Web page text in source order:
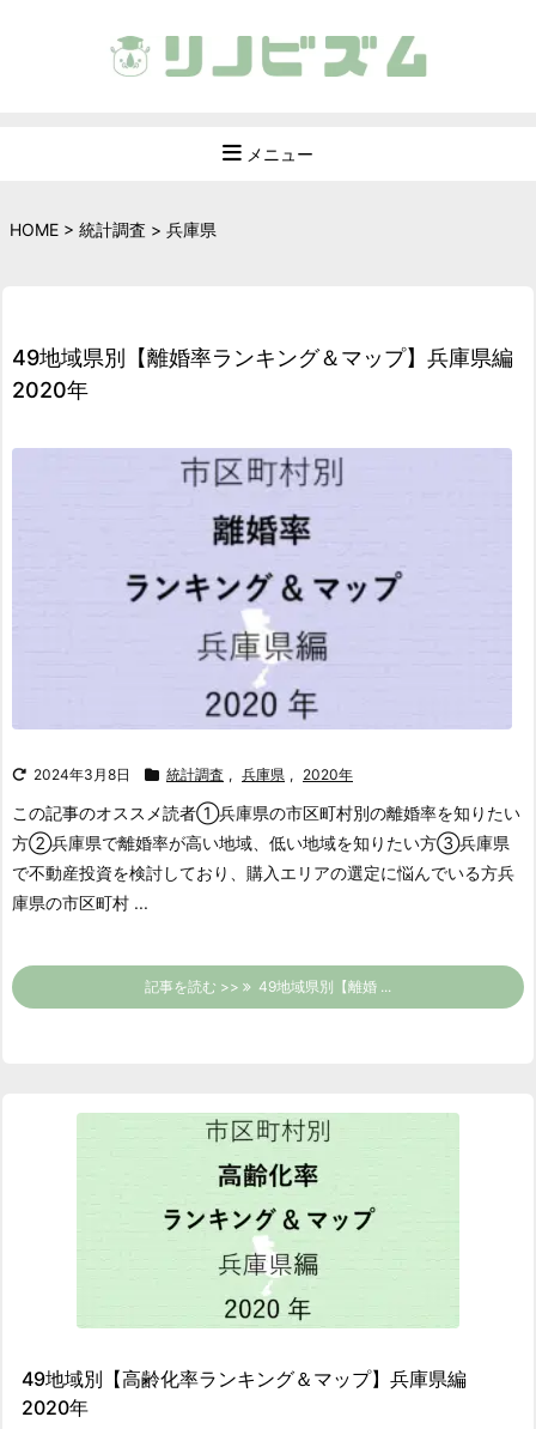
メニュー
HOME > 統計調査 > 兵庫県
49地域県別【離婚率ランキング＆マップ】兵庫県編
2020年
2024年3月8日 統計調査 , 兵庫県 , 2020年
この記事のオススメ読者①兵庫県の市区町村別の離婚率を知りたい
方②兵庫県で離婚率が高い地域、低い地域を知りたい方③兵庫県
で不動産投資を検討しており、購入エリアの選定に悩んでいる方兵
庫県の市区町村 ...
記事を読む >> 49地域県別【離婚 ...
49地域別【高齢化率ランキング＆マップ】兵庫県編
2020年